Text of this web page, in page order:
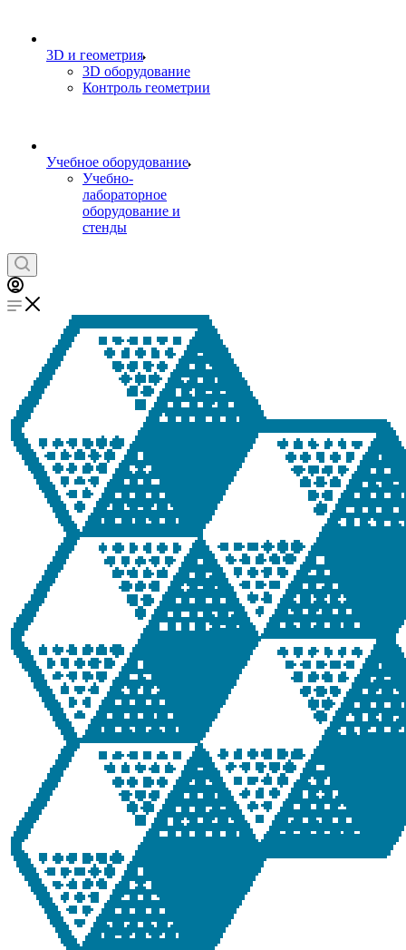
3D и геометрия
3D оборудование
Контроль геометрии
Учебное оборудование
Учебно-
лабораторное
оборудование и
стенды